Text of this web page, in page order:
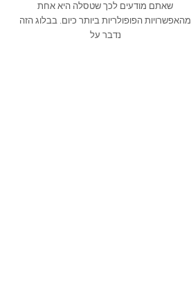
שאתם מודעים לכך שטסלה היא אחת
מהאפשרויות הפופולריות ביותר כיום. בבלוג הזה
נדבר על